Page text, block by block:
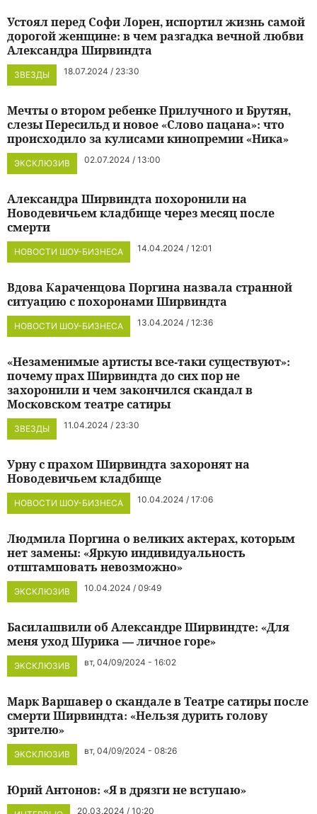
ЗВЕЗДЫ 18.07.2024 / 23:30
Устоял перед Софи Лорен, испортил жизнь самой
дорогой женщине: в чем разгадка вечной любви
Александра Ширвиндта
ЭКСКЛЮЗИВ 02.07.2024 / 13:00
Мечты о втором ребенке Прилучного и Брутян,
слезы Пересильд и новое «Слово пацана»: что
происходило за кулисами кинопремии «Ника»
НОВОСТИ ШОУ-БИЗНЕСА 14.04.2024 / 12:01
Александра Ширвиндта похоронили на
Новодевичьем кладбище через месяц после
смерти
НОВОСТИ ШОУ-БИЗНЕСА 13.04.2024 / 12:36
Вдова Караченцова Поргина назвала странной
ситуацию с похоронами Ширвиндта
ЗВЕЗДЫ 11.04.2024 / 23:30
«Незаменимые артисты все-таки существуют»:
почему прах Ширвиндта до сих пор не
захоронили и чем закончился скандал в
Московском театре сатиры
НОВОСТИ ШОУ-БИЗНЕСА 10.04.2024 / 17:06
Урну с прахом Ширвиндта захоронят на
Новодевичьем кладбище
ЭКСКЛЮЗИВ 10.04.2024 / 09:49
Людмила Поргина о великих актерах, которым
нет замены: «Яркую индивидуальность
отштамповать невозможно»
ЭКСКЛЮЗИВ вт, 04/09/2024 - 16:02
Басилашвили об Александре Ширвиндте: «Для
меня уход Шурика — личное горе»
ЭКСКЛЮЗИВ вт, 04/09/2024 - 08:26
Марк Варшавер о скандале в Театре сатиры после
смерти Ширвиндта: «Нельзя дурить голову
зрителю»
20.03.2024 / 10:20
Юрий Антонов: «Я в дрязги не вступаю»